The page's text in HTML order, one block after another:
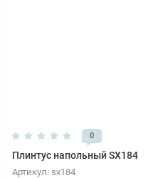
0
Плинтус напольный SX184
Артикул: sx184